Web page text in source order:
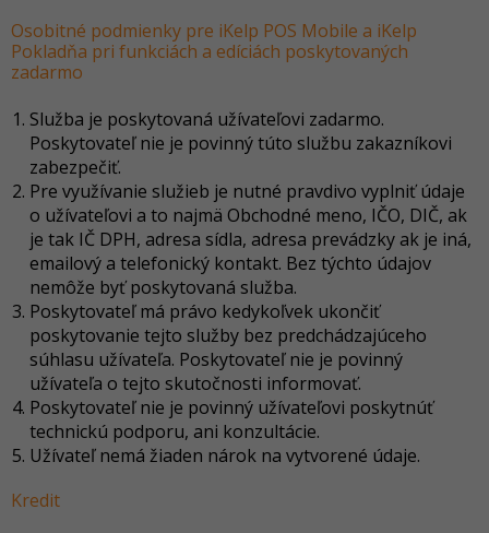
Osobitné podmienky pre iKelp POS Mobile a iKelp
Pokladňa pri funkciách a edíciách poskytovaných
zadarmo
Služba je poskytovaná užívateľovi zadarmo.
Poskytovateľ nie je povinný túto službu zakazníkovi
zabezpečiť.
Pre využívanie služieb je nutné pravdivo vyplniť údaje
o užívateľovi a to najmä Obchodné meno, IČO, DIČ, ak
je tak IČ DPH, adresa sídla, adresa prevádzky ak je iná,
emailový a telefonický kontakt. Bez týchto údajov
nemôže byť poskytovaná služba.
Poskytovateľ má právo kedykoľvek ukončiť
poskytovanie tejto služby bez predchádzajúceho
súhlasu užívateľa. Poskytovateľ nie je povinný
užívateľa o tejto skutočnosti informovať.
Poskytovateľ nie je povinný užívateľovi poskytnúť
technickú podporu, ani konzultácie.
Užívateľ nemá žiaden nárok na vytvorené údaje.
Kredit